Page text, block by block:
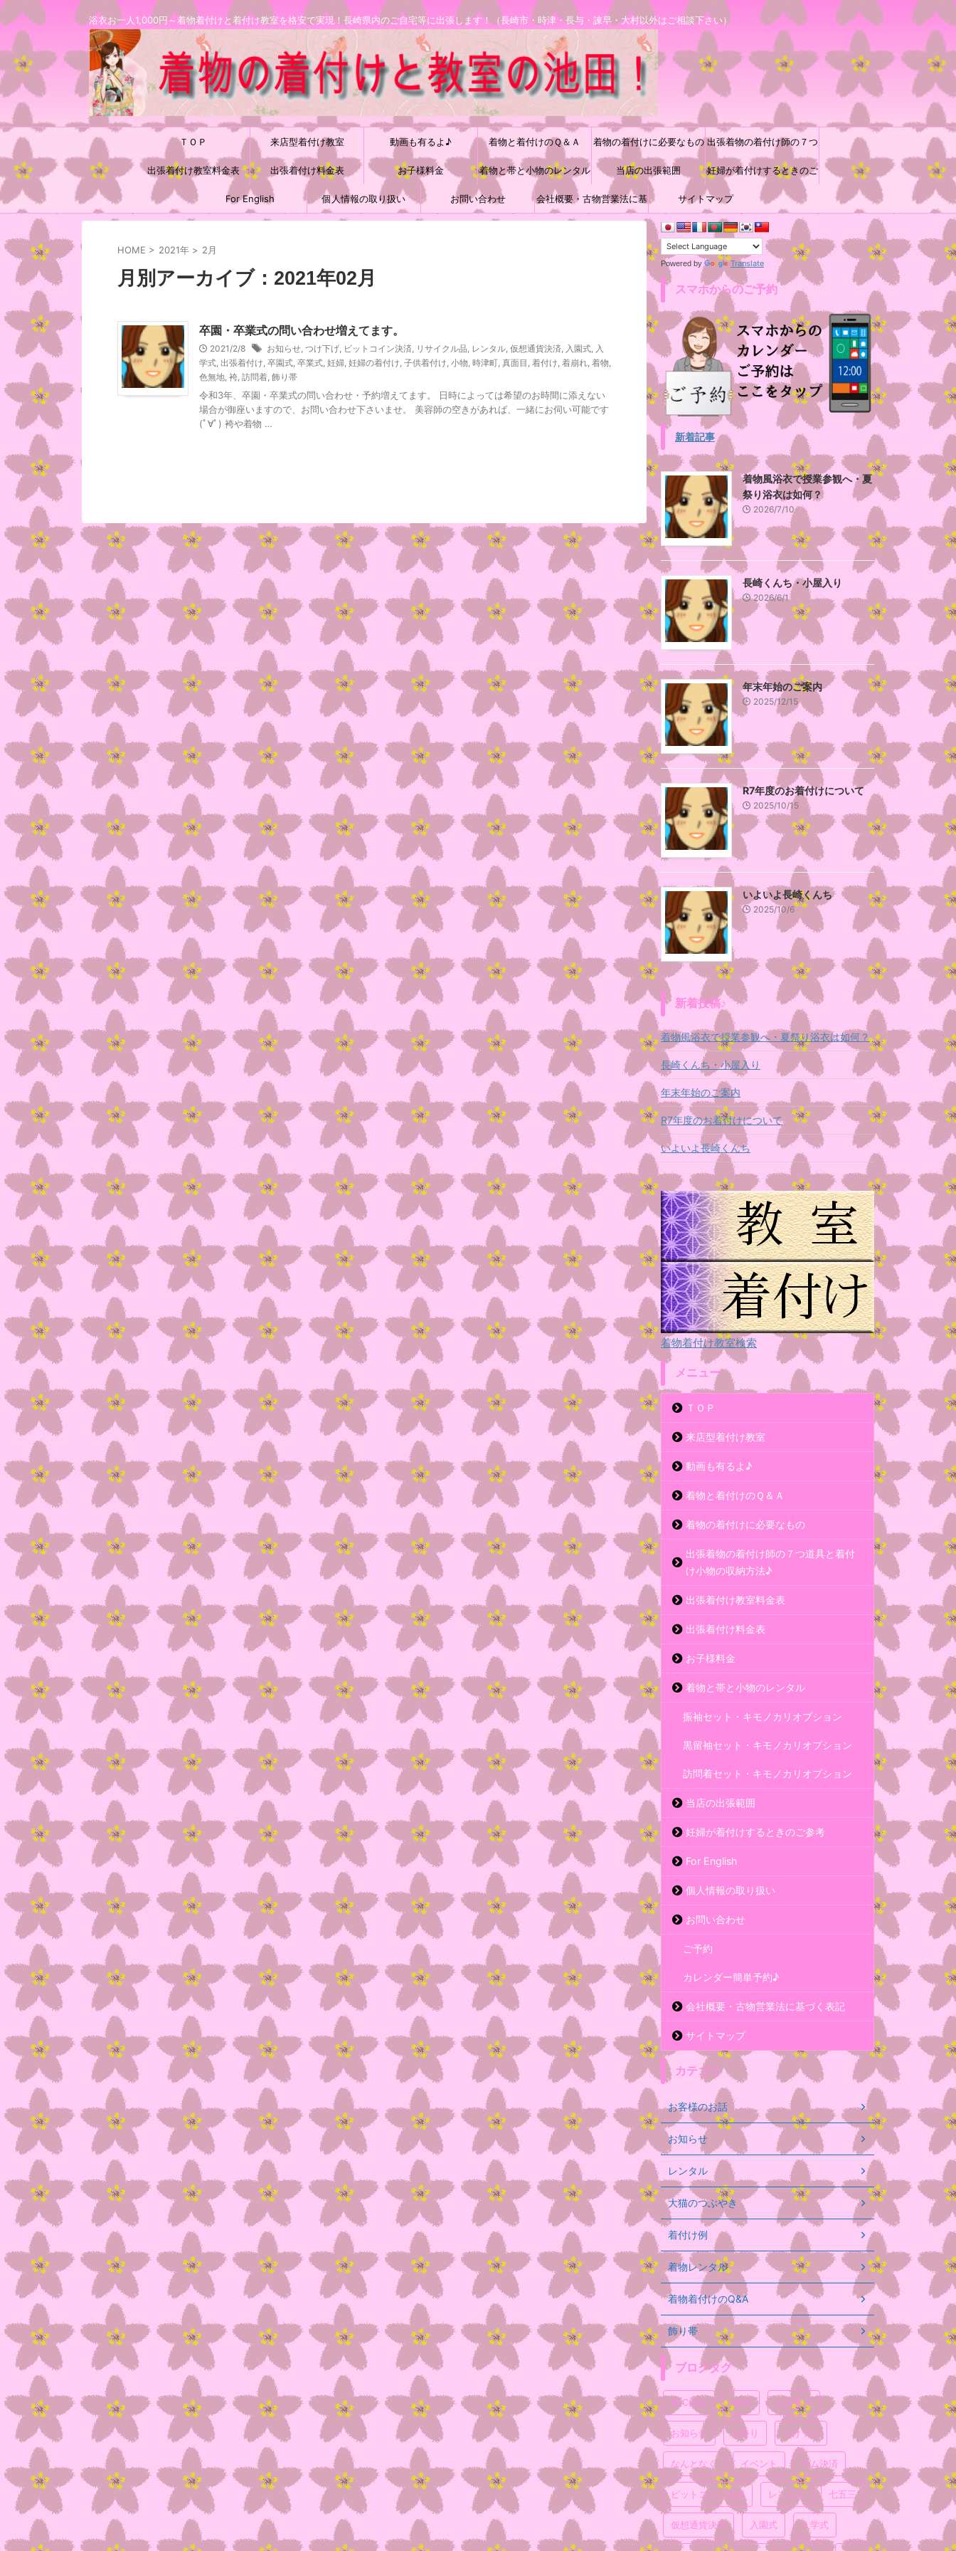
浴衣お一人1,000円～着物着付けと着付け教室を格安で実現！長崎県内のご自宅等に出張します！（長崎市・時津・長与・諫早・大村以外はご相談下さい）
ＴＯＰ 来店型着付け教室 動画も有るよ♪ 着物と着付けのＱ＆Ａ 着物の着付けに必要なもの 出張着物の着付け師の７つ
道具と着付け小物の収納方
法♪
出張着付け教室料金表 出張着付け料金表 お子様料金 着物と帯と小物のレンタル 当店の出張範囲 妊婦が着付けするときのご
参考
For English 個人情報の取り扱い お問い合わせ 会社概要・古物営業法に基 サイトマップ
HOME > 2021年 > 2月
月別アーカイブ：2021年02月
卒園・卒業式の問い合わせ増えてます。
2021/2/8 お知らせ, つけ下げ, ビットコイン決済, リサイクル品, レンタル, 仮想通貨決済, 入園式, 入
学式, 出張着付け, 卒園式, 卒業式, 妊婦, 妊婦の着付け, 子供着付け, 小物, 時津町, 真面目 , 着付け, 着崩れ, 着物,
色無地, 袴, 訪問着, 飾り帯
令和3年、卒園・卒業式の問い合わせ・予約増えてます。 日時によっては希望のお時間に添えない
場合が御座いますので、お問い合わせ下さいませ。 美容師の空きがあれば、一緒にお伺い可能です
(ﾟ∀ﾟ) 袴や着物 …
Powered by Translate
スマホからのご予約
新着記事
着物風浴衣で授業参観へ・夏
祭り浴衣は如何？
2026/7/10
長崎くんち・小屋入り
2026/6/1
年末年始のご案内
2025/12/15
R7年度のお着付けについて
2025/10/15
いよいよ長崎くんち
2025/10/6
新着投稿♪
着物風浴衣で授業参観へ・夏祭り浴衣は如何？
長崎くんち・小屋入り
年末年始のご案内
R7年度のお着付けについて
いよいよ長崎くんち
着物着付け教室検索
メニュー
ＴＯＰ
来店型着付け教室
動画も有るよ♪
着物と着付けのＱ＆Ａ
着物の着付けに必要なもの
出張着物の着付け師の７つ道具と着付
け小物の収納方法♪
出張着付け教室料金表
出張着付け料金表
お子様料金
着物と帯と小物のレンタル
振袖セット・キモノカリオプション
黒留袖セット・キモノカリオプション
訪問着セット・キモノカリオプション
当店の出張範囲
妊婦が着付けするときのご参考
For English
個人情報の取り扱い
お問い合わせ
ご予約
カレンダー簡単予約♪
会社概要・古物営業法に基づく表記
サイトマップ
カテゴリ
お客様のお話
お知らせ
レンタル
大猫のつぶやき
着付け例
着物レンタル
着物着付けのQ&A
飾り帯
ブログタグ
BTC決済 NEM お宮参り
お知らせ お祭り つけ下げ
なんとなく イベント ネム決済
ビットコイン決済 レンタル 七五三
仮想通貨決済 入園式 入学式